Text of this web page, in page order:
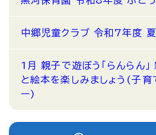
中郷児童クラブ 令和7年度
1月 親子で遊ぼう「らんらん
と絵本を楽しみましょう(子育
ー)